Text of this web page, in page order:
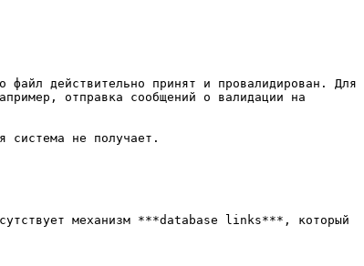
действительно принят и провалидирован. Для
отправка сообщений о валидации на
система не получает.
механизм ***database links***, который